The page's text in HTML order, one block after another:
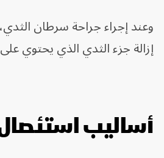
وعند إجراء جراحة سرطان
إزالة جزء الثدي الذي يحتوي
أساليب